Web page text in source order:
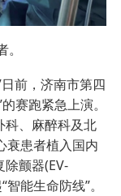
前，济南市第四
赛跑紧急上演。
科、麻醉科及北
衰患者植入国内
颤器(EV-
能生命防线”。